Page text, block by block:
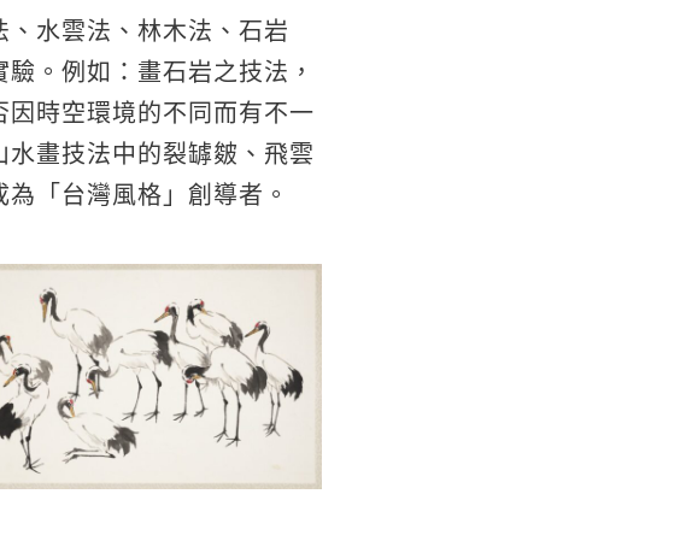
水雲法、林木法、石岩
。例如：畫石岩之技法，
時空環境的不同而有不一
畫技法中的裂罅皴、飛雲
「台灣風格」創導者。